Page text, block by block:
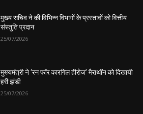
मुख्य सचिव ने की विभिन्न विभागों के प्रस्तावों को वित्तीय
संस्तुति प्रदान
25/07/2026
मुख्यमंत्री ने ‘रन फॉर कारगिल हीरोज’ मैराथॉन को दिखायी
हरी झंडी
25/07/2026